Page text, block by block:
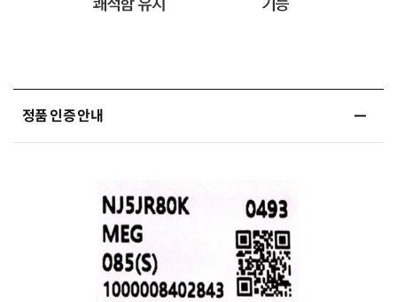
정품 인증 안내